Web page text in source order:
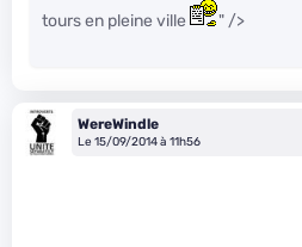
tours en pleine ville
" />
WereWindle
Le 15/09/2014 à 11h56